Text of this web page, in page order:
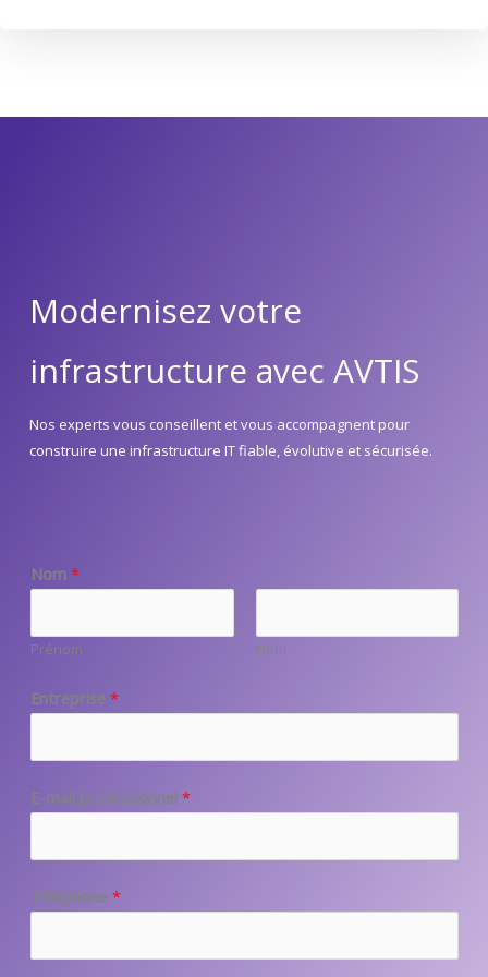
Modernisez votre
infrastructure avec AVTIS
Nos experts vous conseillent et vous accompagnent pour
construire une infrastructure IT fiable, évolutive et sécurisée.
Nom *
Prénom Nom
Entreprise *
E-mail professionnel *
Téléphone *